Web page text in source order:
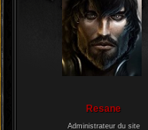
Resane
Administrateur du site